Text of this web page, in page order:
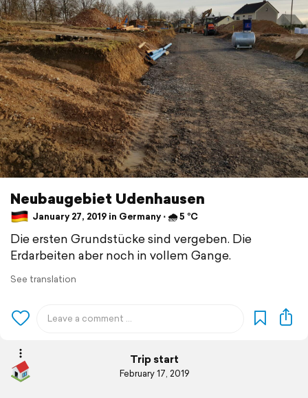
Neubaugebiet Udenhausen
January 27, 2019 in Germany ⋅ 🌧 5 °C
Die ersten Grundstücke sind vergeben. Die
Erdarbeiten aber noch in vollem Gange.
See translation
Trip start
February 17, 2019